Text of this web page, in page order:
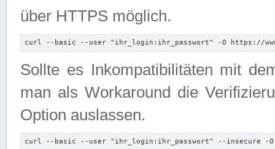
über HTTPS möglich.
curl --basic --user "ihr_login:ihr_passwort" -O https://
Sollte es Inkompatibilitäten mit
man als Workaround die
Option auslassen.
curl --basic --user "ihr_login:ihr_passwort" --insecure -